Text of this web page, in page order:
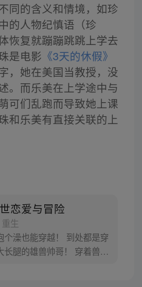
同的含义和情境，如珍
的人物纪慎语（珍
恢复就蹦蹦跳跳上学去
是电影 《3天的休假》
，她在美国当教授，没
。而乐美在上学途中与
可们乱跑而导致她上课
和乐美有直接关联的上
恋爱与冒险
重生
个澡也能穿越！ 到处都是穿
长腿的雄兽帅哥！ 穿着兽皮